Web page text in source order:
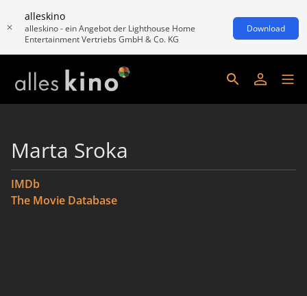
alleskino
alleskino - ein Angebot der Lighthouse Home
Entertainment Vertriebs GmbH & Co. KG
Download
Marta Sroka
IMDb
The Movie Database